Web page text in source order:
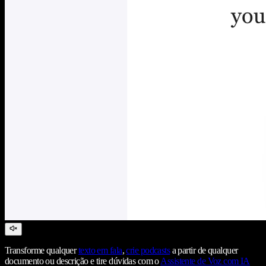
Transforme qualquertexto em fala,crie podcastsa partir de qualquer
documento ou descrição e tire dúvidas com oAssistente de Voz com IA